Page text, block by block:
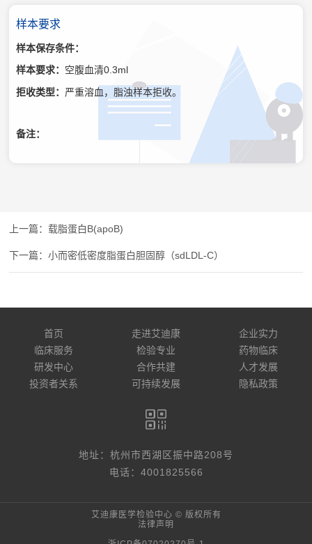
样本要求
样本保存条件：
样本要求： 空腹血清0.3ml
拒收类型： 严重溶血，脂浊样本拒收。
备注：
载脂蛋白B(apoB)
小而密低密度脂蛋白胆固醇（sdLDL-C）
首页 走进艾迪康
企业实力
临床服务
检验专业
药物临床
研发中心
合作共建
人才发展
投资者关系
可持续发展 隐私政策
地址：杭州市西湖区振中路208号
电话：4001825566
艾迪康医学检验中心 © 版权所有
法律声明